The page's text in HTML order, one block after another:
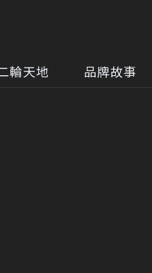
輪天地 品牌故事